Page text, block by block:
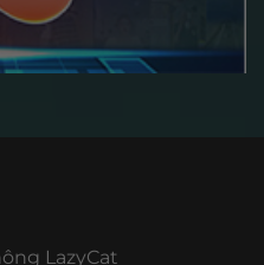
LazyCat